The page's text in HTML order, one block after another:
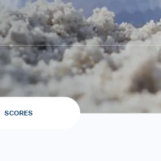
SCORES